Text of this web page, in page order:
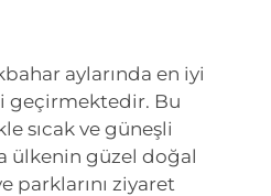
aylarında en iyi
geçirmektedir. Bu
sıcak ve güneşli
ülkenin güzel doğal
parklarını ziyaret